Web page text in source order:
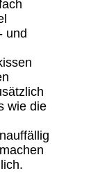
und
wie die